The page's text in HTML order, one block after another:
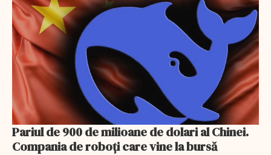
Pariul de 900 de milioane de dolari al Chinei.
Compania de roboți care vine la bursă